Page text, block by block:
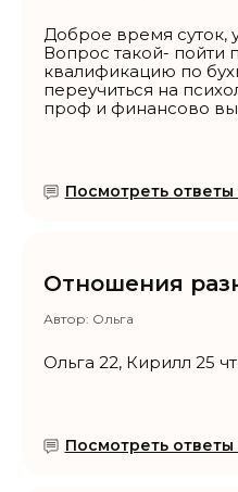
Доброе время суток,
Вопрос такой- пойти
квалификацию по
переучиться на
проф и финансово
Посмотреть ответы
Отношения
Автор: Ольга
Ольга 22, Кирилл 25
Посмотреть ответы